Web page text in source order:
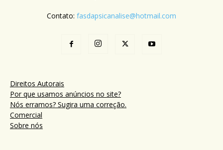
Contato: fasdapsicanalise@hotmail.com
Direitos Autorais
Por que usamos anúncios no site?
Nós erramos? Sugira uma correção.
Comercial
Sobre nós